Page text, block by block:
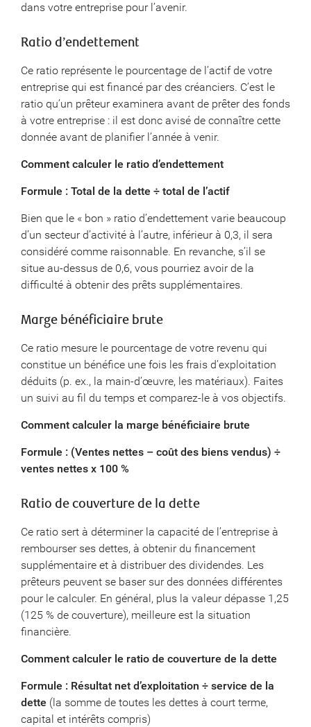
dans votre entreprise pour l’avenir.
Ratio d’endettement
Ce ratio représente le pourcentage de l’actif de votre
entreprise qui est financé par des créanciers. C’est le
ratio qu’un prêteur examinera avant de prêter des fonds
à votre entreprise : il est donc avisé de connaître cette
donnée avant de planifier l’année à venir.
Comment calculer le ratio d’endettement
Formule : Total de la dette ÷ total de l’actif
Bien que le « bon » ratio d’endettement varie beaucoup
d’un secteur d’activité à l’autre, inférieur à 0,3, il sera
considéré comme raisonnable. En revanche, s’il se
situe au-dessus de 0,6, vous pourriez avoir de la
difficulté à obtenir des prêts supplémentaires.
Marge bénéficiaire brute
Ce ratio mesure le pourcentage de votre revenu qui
constitue un bénéfice une fois les frais d’exploitation
déduits (p. ex., la main-d’œuvre, les matériaux). Faites
un suivi au fil du temps et comparez-le à vos objectifs.
Comment calculer la marge bénéficiaire brute
Formule : (Ventes nettes – coût des biens vendus) ÷
ventes nettes x 100 %
Ratio de couverture de la dette
Ce ratio sert à déterminer la capacité de l’entreprise à
rembourser ses dettes, à obtenir du financement
supplémentaire et à distribuer des dividendes. Les
prêteurs peuvent se baser sur des données différentes
pour le calculer. En général, plus la valeur dépasse 1,25
(125 % de couverture), meilleure est la situation
financière.
Comment calculer le ratio de couverture de la dette
Formule : Résultat net d’exploitation ÷ service de la
dette (la somme de toutes les dettes à court terme,
capital et intérêts compris)